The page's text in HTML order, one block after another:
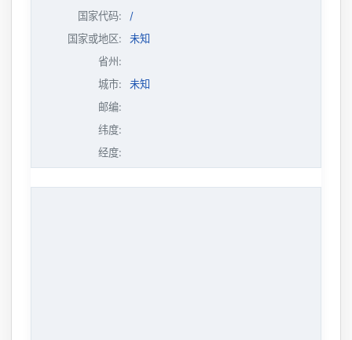
国家代码:
/
国家或地区:
未知
省州:
城市:
未知
邮编:
纬度:
经度: